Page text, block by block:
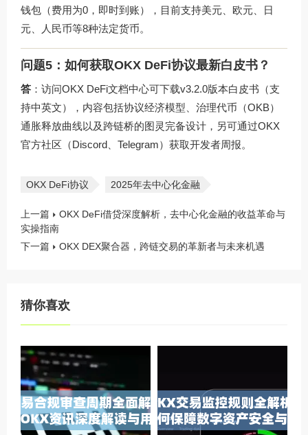
钱包（费用为0，即时到账），目前支持美元、欧元、日
元、人民币等8种法定货币。
问题5：如何获取OKX DeFi协议最新白皮书？
答 ：访问OKX DeFi文档中心可下载v3.2.0版本白皮书（支
持中英文），内容包括协议经济模型、治理代币（OKB）
通胀释放曲线以及跨链桥的图灵完备设计，另可通过OKX
官方社区（Discord、Telegram）获取开发者周报。
OKX DeFi协议 2025年去中心化金融
上一篇
OKX DeFi借贷深度解析，去中心化金融的收益革命与
实操指南
下一篇
OKX DEX聚合器，跨链交易的革新者与未来机遇
猜你喜欢